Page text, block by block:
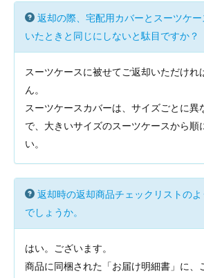
返却の際、宅配用カバーとスーツケ
いたときと同じにしないと駄目ですか？
スーツケースに被せてご返却いただけれ
ん。
スーツケースカバーは、サイズごとに異
で、大きいサイズのスーツケースから順
い。
返却時の返却商品チェックリストの
でしょうか。
はい。ございます。
商品に同梱された「お届け明細書」に、